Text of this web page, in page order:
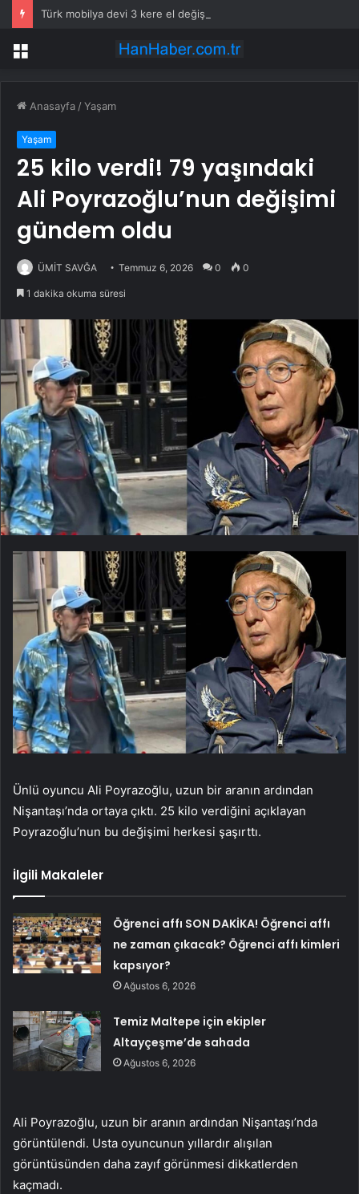
Türk mobilya devi 3 kere el değiştirdi, artık resmen satıldı
Menü
Anasayfa /Yaşam
Yaşam
25 kilo verdi! 79 yaşındaki
Ali Poyrazoğlu’nun değişimi
gündem oldu
ÜMİT SAVĞA Temmuz 6, 2026 0 0
1 dakika okuma süresi
Ünlü oyuncu Ali Poyrazoğlu, uzun bir aranın ardından
Nişantaşı’nda ortaya çıktı. 25 kilo verdiğini açıklayan
Poyrazoğlu’nun bu değişimi herkesi şaşırttı.
İlgili Makaleler
Öğrenci affı SON DAKİKA! Öğrenci affı
ne zaman çıkacak? Öğrenci affı kimleri
kapsıyor?
Ağustos 6, 2026
Temiz Maltepe için ekipler
Altayçeşme’de sahada
Ağustos 6, 2026
Ali Poyrazoğlu, uzun bir aranın ardından Nişantaşı’nda
görüntülendi. Usta oyuncunun yıllardır alışılan
görüntüsünden daha zayıf görünmesi dikkatlerden
kaçmadı.